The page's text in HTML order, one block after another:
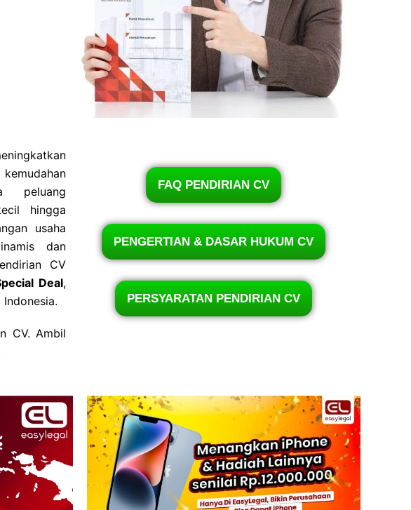
peluang
hingga
usaha
dan
CV
Deal,
CV. Ambil
FAQ PENDIRIAN CV
PENGERTIAN & DASAR HUKUM CV
PERSYARATAN PENDIRIAN CV